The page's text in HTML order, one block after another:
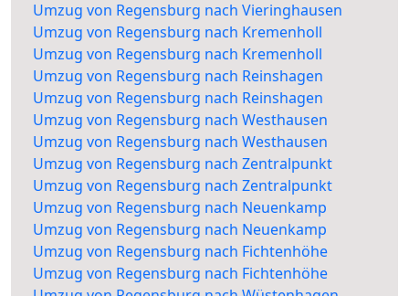
Umzug von Regensburg nach Vieringhausen
Umzug von Regensburg nach Kremenholl
Umzug von Regensburg nach Kremenholl
Umzug von Regensburg nach Reinshagen
Umzug von Regensburg nach Reinshagen
Umzug von Regensburg nach Westhausen
Umzug von Regensburg nach Westhausen
Umzug von Regensburg nach Zentralpunkt
Umzug von Regensburg nach Zentralpunkt
Umzug von Regensburg nach Neuenkamp
Umzug von Regensburg nach Neuenkamp
Umzug von Regensburg nach Fichtenhöhe
Umzug von Regensburg nach Fichtenhöhe